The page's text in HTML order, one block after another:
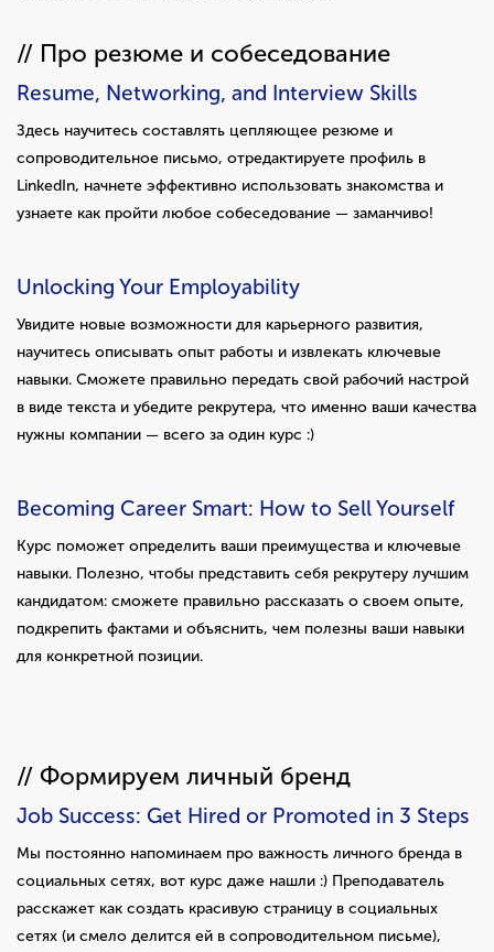
// Про резюме и собеседование
Resume, Networking, and Interview Skills
Здесь научитесь составлять цепляющее резюме и
сопроводительное письмо, отредактируете профиль в
LinkedIn, начнете эффективно использовать знакомства и
узнаете как пройти любое собеседование — заманчиво!
Unlocking Your Employability
Увидите новые возможности для карьерного развития,
научитесь описывать опыт работы и извлекать ключевые
навыки. Сможете правильно передать свой рабочий настрой
в виде текста и убедите рекрутера, что именно ваши качества
нужны компании — всего за один курс :)
Becoming Career Smart: How to Sell Yourself
Курс поможет определить ваши преимущества и ключевые
навыки. Полезно, чтобы представить себя рекрутеру лучшим
кандидатом: сможете правильно рассказать о своем опыте,
подкрепить фактами и объяснить, чем полезны ваши навыки
для конкретной позиции.
// Формируем личный бренд
Job Success: Get Hired or Promoted in 3 Steps
Мы постоянно напоминаем про важность личного бренда в
социальных сетях, вот курс даже нашли :) Преподаватель
расскажет как создать красивую страницу в социальных
сетях (и смело делится ей в сопроводительном письме),